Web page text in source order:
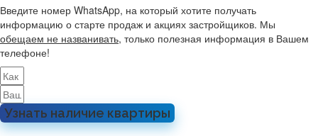
Введите номер WhatsApp, на который хотите получать
информацию о старте продаж и акциях застройщиков. Мы
обещаем не названивать, только полезная информация в Вашем
телефоне!
Узнать наличие квартиры